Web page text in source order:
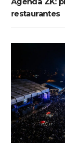
restaurantes